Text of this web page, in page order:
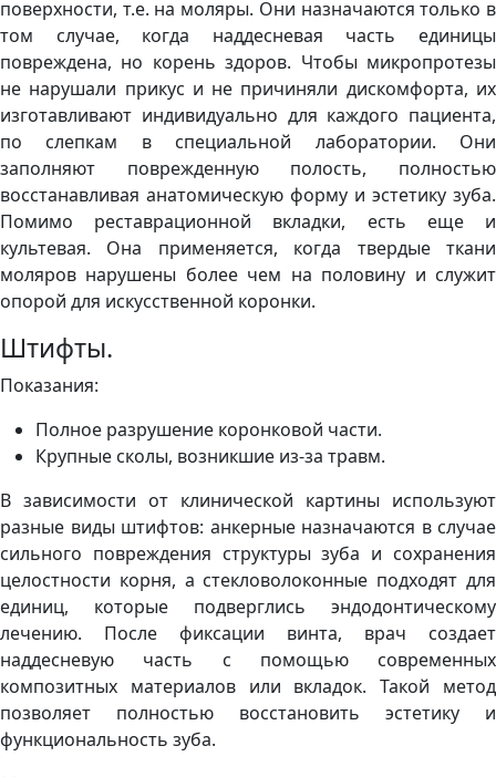
поверхности, т.е. на моляры. Они назначаются только в
том случае, когда наддесневая часть единицы
повреждена, но корень здоров. Чтобы микропротезы
не нарушали прикус и не причиняли дискомфорта, их
изготавливают индивидуально для каждого пациента,
по слепкам в специальной лаборатории. Они
заполняют поврежденную полость, полностью
восстанавливая анатомическую форму и эстетику зуба.
Помимо реставрационной вкладки, есть еще и
культевая. Она применяется, когда твердые ткани
моляров нарушены более чем на половину и служит
опорой для искусственной коронки.
Штифты.
Показания:
Полное разрушение коронковой части.
Крупные сколы, возникшие из-за травм.
В зависимости от клинической картины используют
разные виды штифтов: анкерные назначаются в случае
сильного повреждения структуры зуба и сохранения
целостности корня, а стекловолоконные подходят для
единиц, которые подверглись эндодонтическому
лечению. После фиксации винта, врач создает
наддесневую часть с помощью современных
композитных материалов или вкладок. Такой метод
позволяет полностью восстановить эстетику и
функциональность зуба.